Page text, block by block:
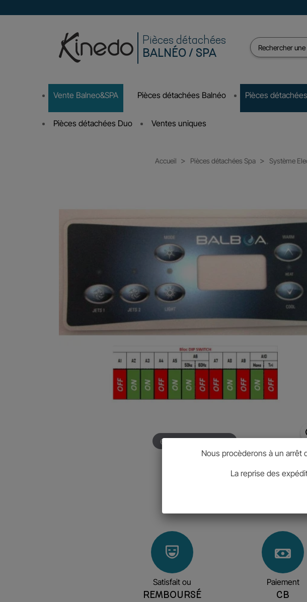
Pièces détachées
BALNÉO / SPA
Vente Balneo&SPA Pièces détachées Balnéo Pièces
Pièces détachées Duo Ventes uniques
Accueil Pièces détachées Spa Système
Survolez pour zoomer
Satisfait ou
REMBOURSÉ
Paiement
CB
Nous procèderons à un arrêt
La reprise des